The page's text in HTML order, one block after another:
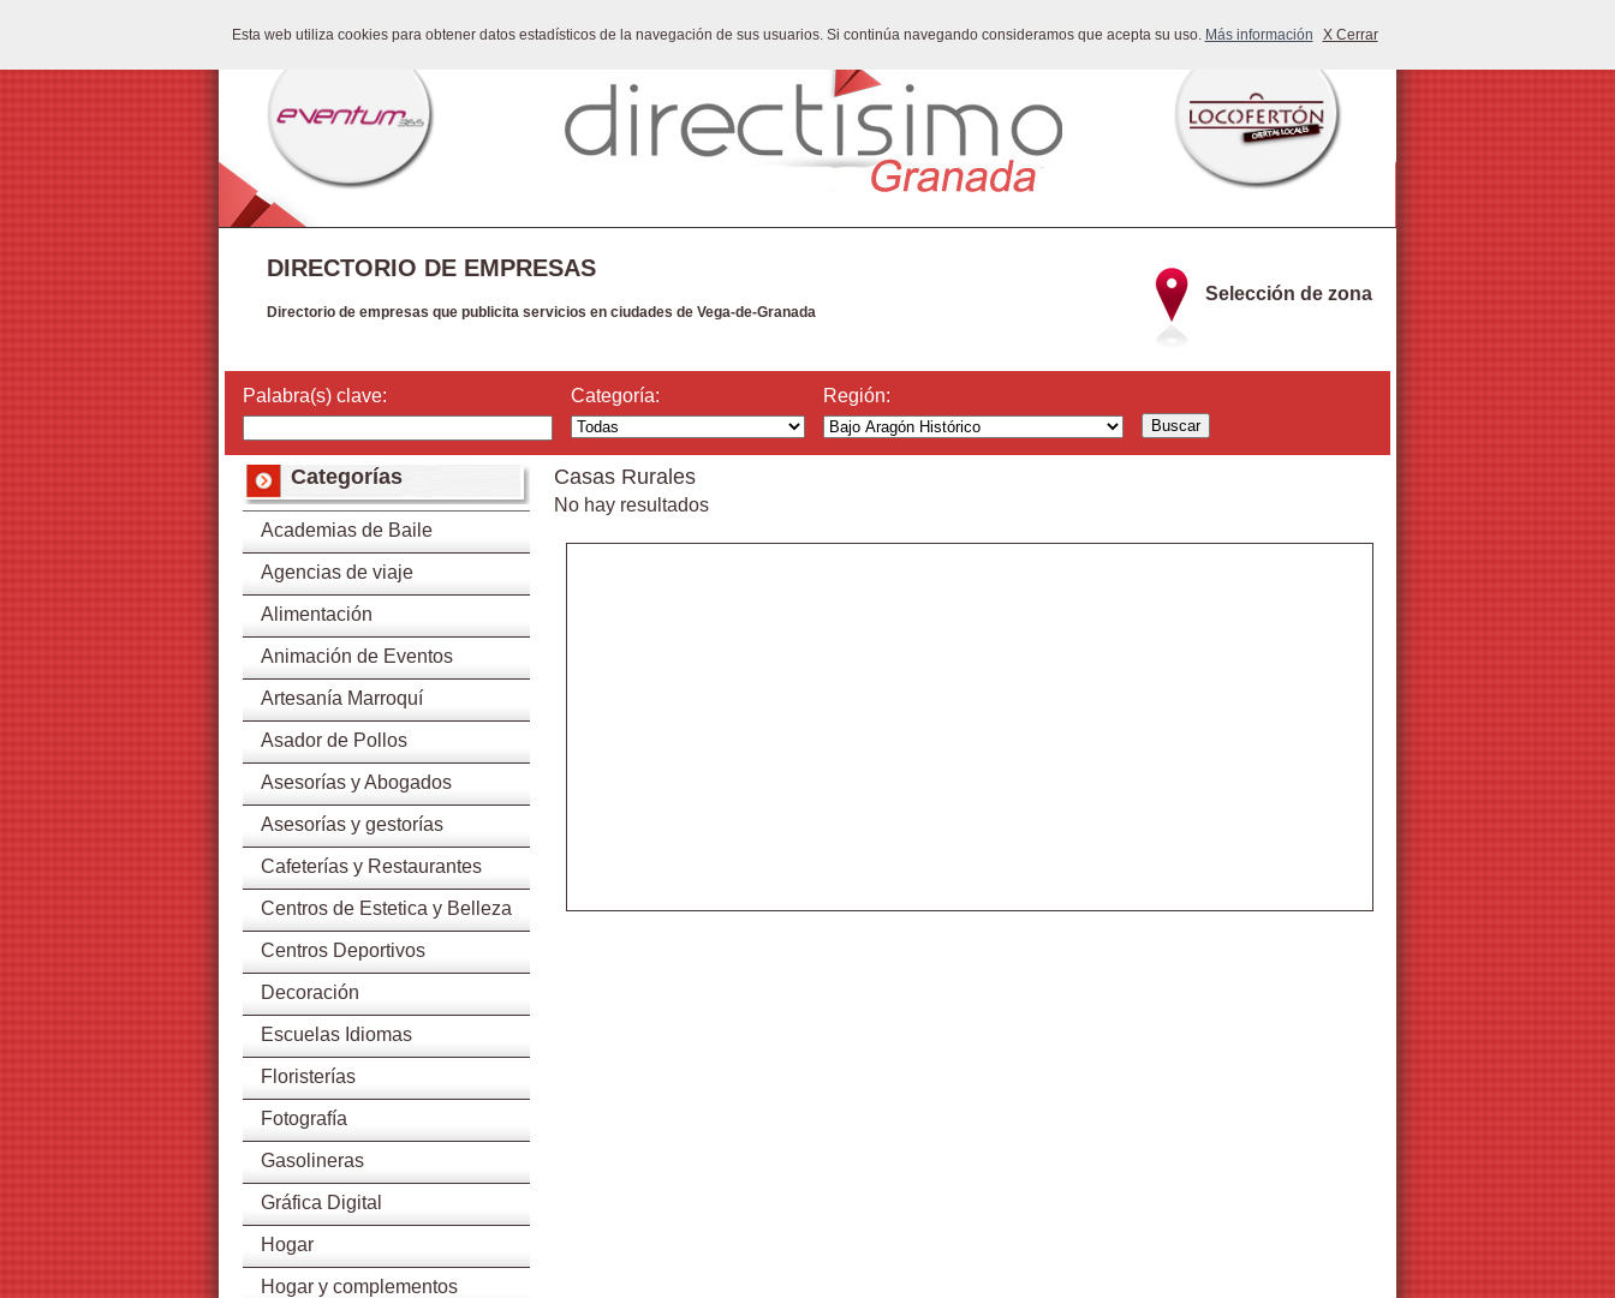
Esta web utiliza cookies para obtener datos estadísticos de la navegación de sus usuarios. Si continúa navegando consideramos que acepta su uso. Más información X Cerrar
Selección de zona
DIRECTORIO DE EMPRESAS
Directorio de empresas que publicita servicios en ciudades de Vega-de-Granada
Palabra(s) clave: Categoría: Región:
Categorías
Academias de Baile
Agencias de viaje
Alimentación
Animación de Eventos
Artesanía Marroquí
Asador de Pollos
Asesorías y Abogados
Asesorías y gestorías
Cafeterías y Restaurantes
Centros de Estetica y Belleza
Centros Deportivos
Decoración
Escuelas Idiomas
Floristerías
Fotografía
Gasolineras
Gráfica Digital
Hogar
Hogar y complementos
Casas Rurales
No hay resultados